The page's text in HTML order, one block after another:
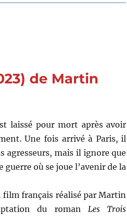
de Martin
laissé pour mort après avoir
Une fois arrivé à Paris, il
agresseurs, mais il ignore que
où se joue l’avenir de la
film français réalisé par Martin
du romanLes Trois